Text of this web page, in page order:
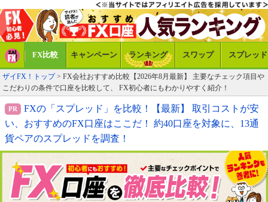
FX比較 キャンペーン ランキング スワップ スプレッド
ザイFX！トップ> FX会社おすすめ比較【2026年8月最新】 主要なチェック項目や
こだわりの条件で口座を比較して、 FX初心者にもわかりやすく紹介！
FXの「スプレッド」を比較！【最新】 取引コストが安
い、おすすめのFX口座はここだ！ 約40口座を対象に、13通
貨ペアのスプレッドを調査！